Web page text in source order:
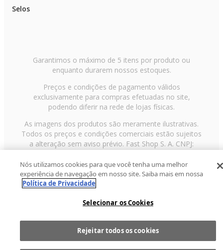
Selos
Garantimos o máximo de 5 itens por produto ou
enquanto durarem nossos estoques.
Preços e condições de pagamento válidos
exclusivamente para compras efetuadas no site,
podendo diferir na rede de lojas físicas.
As imagens dos produtos são meramente ilustrativas.
Todos os preços e condições comerciais estão sujeitos
a alteração sem aviso prévio. Fast Shop S. A. CNPJ:
Avenida Zaki Narchi, nº 1650, sobreloja, Carandiru, São
Paulo/SP, CEP 02029-001, Telefone: 11 3003-3728 ©
2013 Fast Shop - Todos os direitos reservados
Nós utilizamos cookies para que você tenha uma melhor
experiência de navegação em nosso site. Saiba mais em nossa
Política de Privacidade
Selecionar os Cookies
Rejeitar todos os cookies